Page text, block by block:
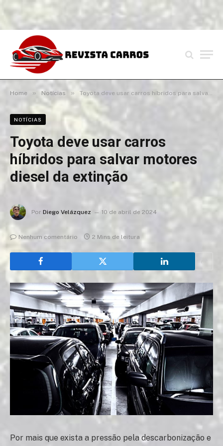
Home » Notícias » Toyota deve usar carros híbridos para salvar motores diesel da extinção
NOTÍCIAS
Toyota deve usar carros
híbridos para salvar motores
diesel da extinção
Por Diego Velázquez 10 de abril de 2024
Nenhum comentário 2 Mins de leitura
Por mais que exista a pressão pela descarbonização e